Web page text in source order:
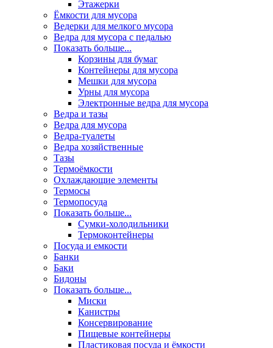
Этажерки
Ёмкости для мусора
Ведерки для мелкого мусора
Ведра для мусора с педалью
Показать больше...
Корзины для бумаг
Контейнеры для мусора
Мешки для мусора
Урны для мусора
Электронные ведра для мусора
Ведра и тазы
Ведра для мусора
Ведра-туалеты
Ведра хозяйственные
Тазы
Термоёмкости
Охлаждающие элементы
Термосы
Термопосуда
Показать больше...
Сумки-холодильники
Термоконтейнеры
Посуда и емкости
Банки
Баки
Бидоны
Показать больше...
Миски
Канистры
Консервирование
Пищевые контейнеры
Пластиковая посуда и ёмкости